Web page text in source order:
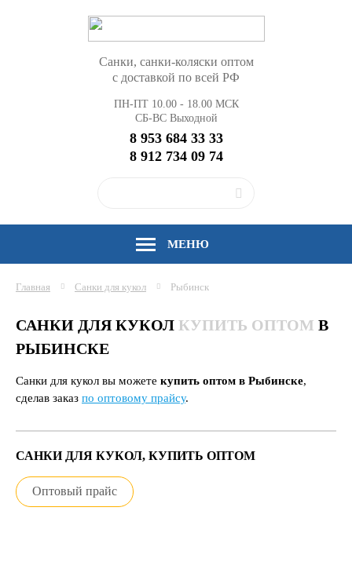
Санки, санки-коляски оптом
с доставкой по всей РФ
ПН-ПТ 10.00 - 18.00 МСК
СБ-ВС Выходной
8 953 684 33 33
8 912 734 09 74
МЕНЮ
Главная Санки для кукол Рыбинск
САНКИ ДЛЯ КУКОЛ КУПИТЬ ОПТОМ В
РЫБИНСКЕ
Санки для кукол вы можете купить оптом в Рыбинске,
сделав заказ по оптовому прайсу.
САНКИ ДЛЯ КУКОЛ, КУПИТЬ ОПТОМ
Оптовый прайс